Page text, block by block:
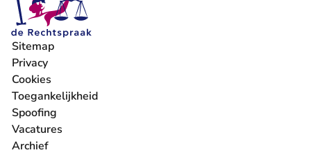
Sitemap
Privacy
Cookies
Toegankelijkheid
Spoofing
Vacatures
- U verlaat Rechtspraak.nl
Archief